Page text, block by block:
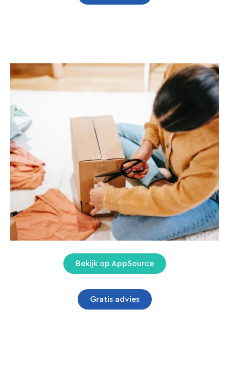
ModeXpress Integration
Maximaliseer de efficiëntie van uw bedrijf met
ModeXpress Integration, de ultieme app die uw
activiteiten stroomlijnt en uw verzend- en
ontvangstprocessen optimaliseert. Met
ModeXpress Integration beheert u moeiteloos uw
zendingen en ontvangsten in uw fashion business.
Krijg volledige controle en zichtbaarheid over uw
logistiek, zodat u verzekerd bent van een soepele en
betrouwbare levering van uw producten aan klanten
en een efficiënt beheer van de inkomende voorraad.
Bekijk op AppSource
Gratis advies